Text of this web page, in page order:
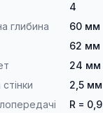
4
глибина
60 мм
62 мм
24 мм
2,5 мм
R =